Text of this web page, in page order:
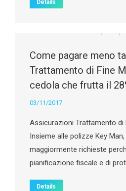
Details
Come pagare meno
Trattamento di Fine
cedola che frutta il
03/11/2017
Assicurazioni Trattamento di
Insieme alle polizze Key
maggiormente richieste
pianificazione fiscale e di
Details